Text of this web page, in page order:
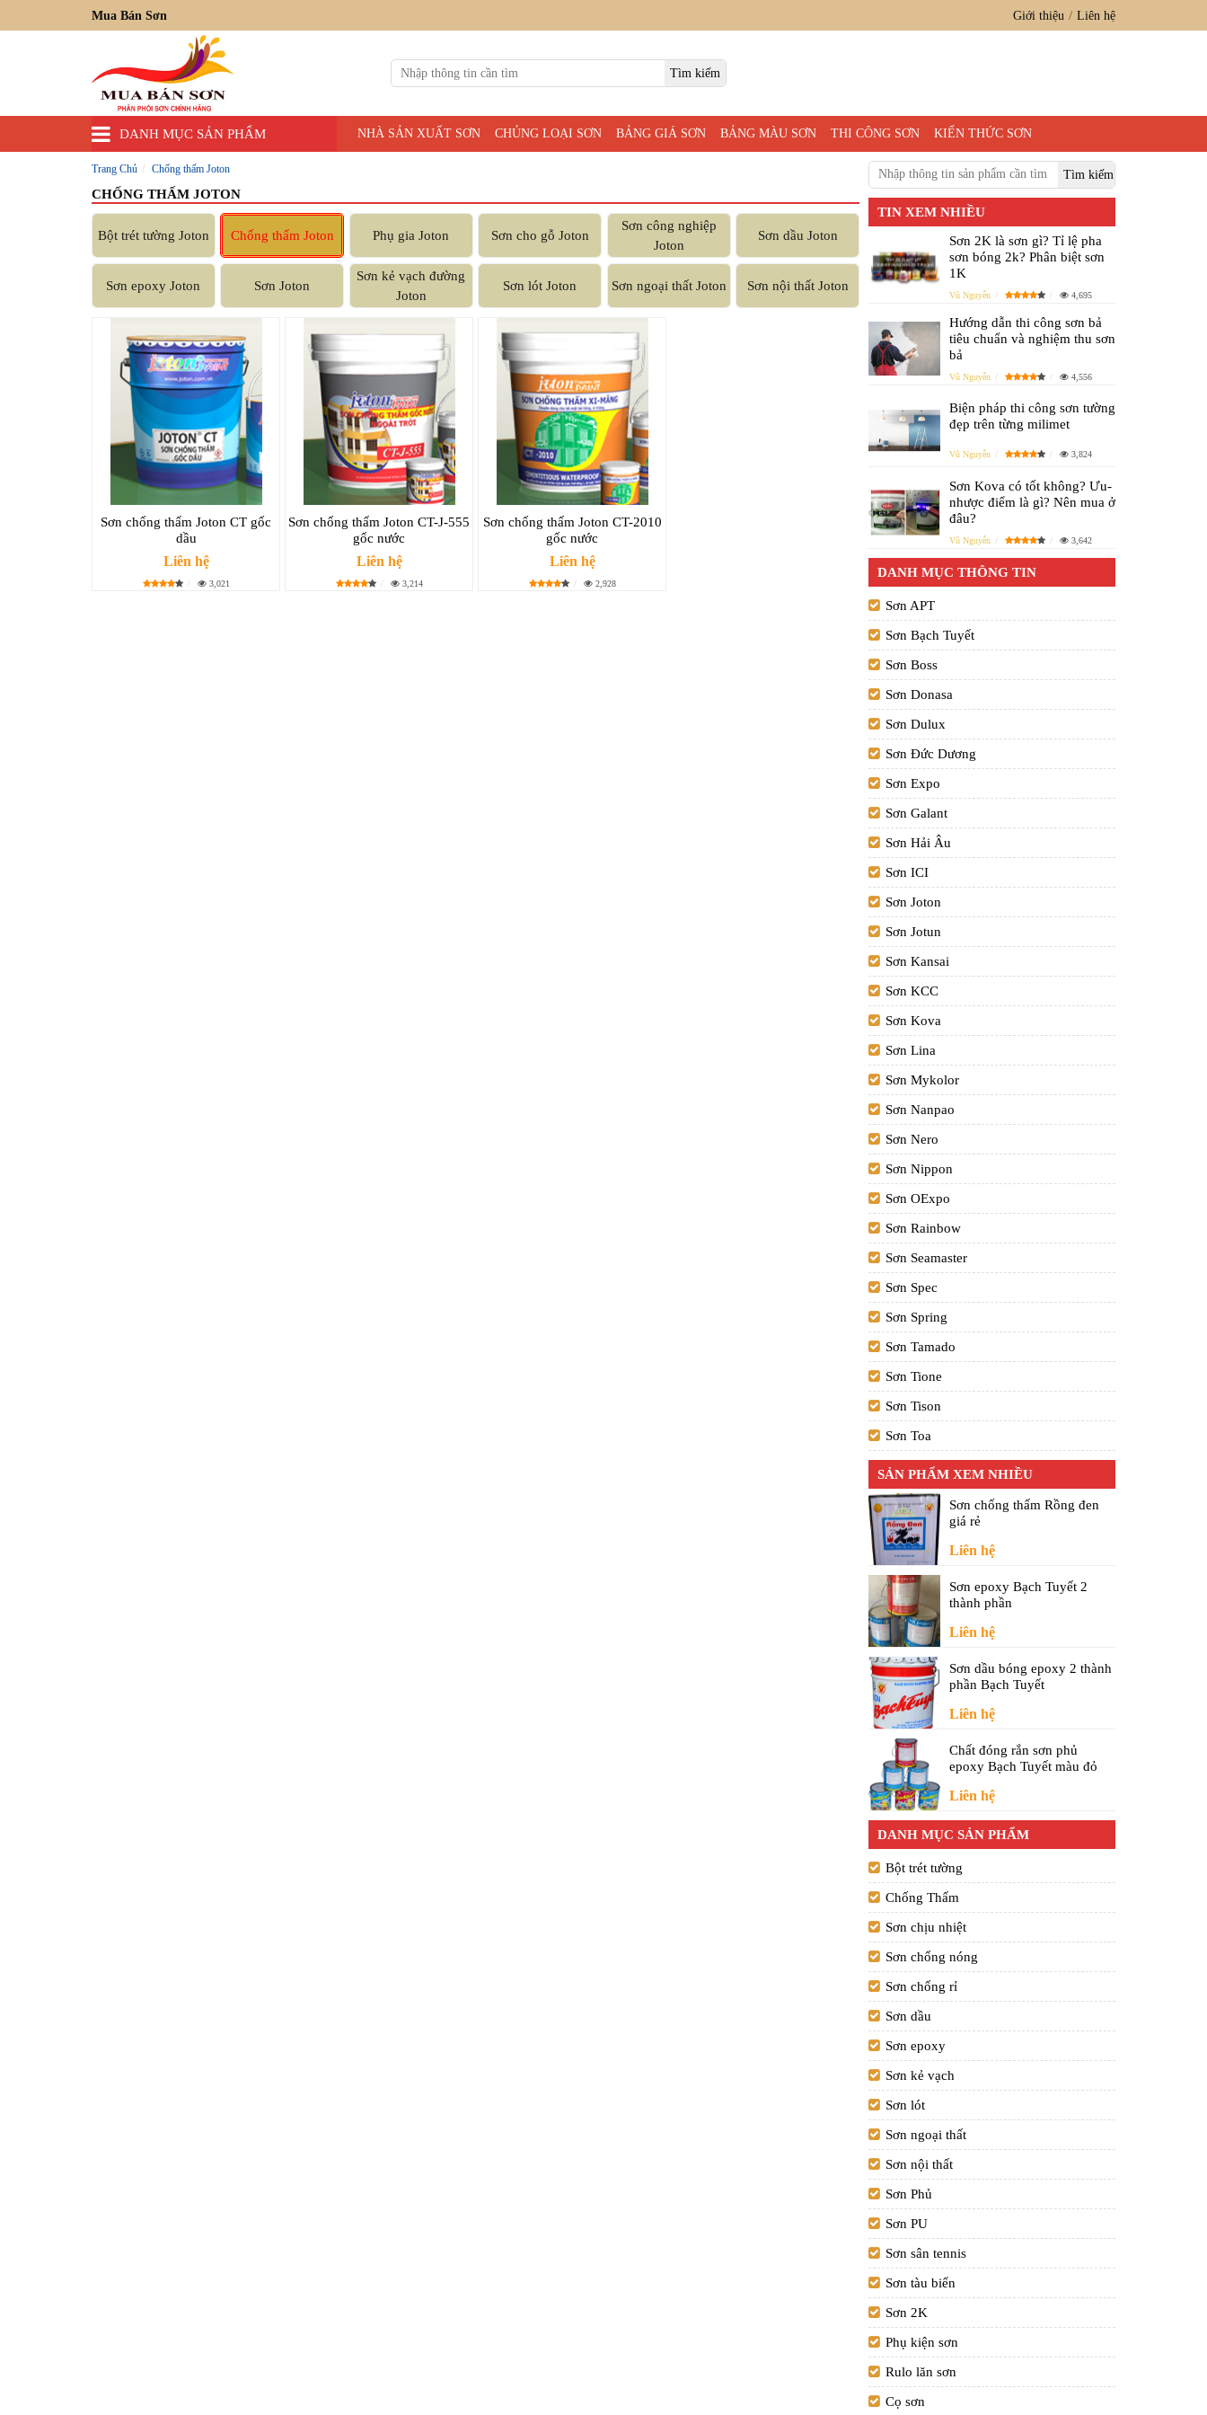
Mua Bán Sơn Giới thiệu Liên hệ
DANH MỤC SẢN PHẨM NHÀ SẢN XUẤT SƠN CHỦNG LOẠI SƠN BẢNG GIÁ SƠN BẢNG MÀU SƠN THI CÔNG SƠN KIẾN THỨC SƠN
Trang Chủ Chống thấm Joton
CHỐNG THẤM JOTON
Bột trét tường Joton Chống thấm Joton Phụ gia Joton Sơn cho gỗ Joton
Sơn công nghiệp
Joton
Sơn dầu Joton
Sơn epoxy Joton Sơn Joton
Sơn kẻ vạch đường
Joton
Sơn lót Joton Sơn ngoại thất Joton Sơn nội thất Joton
Sơn chống thấm Joton CT gốc
dầu
Liên hệ
3,021
Sơn chống thấm Joton CT-J-555
gốc nước
Liên hệ
3,214
Sơn chống thấm Joton CT-2010
gốc nước
Liên hệ
2,928
TIN XEM NHIỀU
Sơn 2K là sơn gì? Tỉ lệ pha
sơn bóng 2k? Phân biệt sơn
1K
Vũ Nguyễn 4,695
Hướng dẫn thi công sơn bả
tiêu chuẩn và nghiệm thu sơn
bả
Vũ Nguyễn 4,556
Biện pháp thi công sơn tường
đẹp trên từng milimet
Vũ Nguyễn 3,824
Sơn Kova có tốt không? Ưu-
nhược điểm là gì? Nên mua ở
đâu?
Vũ Nguyễn 3,642
DANH MỤC THÔNG TIN
Sơn APT
Sơn Bạch Tuyết
Sơn Boss
Sơn Donasa
Sơn Dulux
Sơn Đức Dương
Sơn Expo
Sơn Galant
Sơn Hải Âu
Sơn ICI
Sơn Joton
Sơn Jotun
Sơn Kansai
Sơn KCC
Sơn Kova
Sơn Lina
Sơn Mykolor
Sơn Nanpao
Sơn Nero
Sơn Nippon
Sơn OExpo
Sơn Rainbow
Sơn Seamaster
Sơn Spec
Sơn Spring
Sơn Tamado
Sơn Tione
Sơn Tison
Sơn Toa
SẢN PHẨM XEM NHIỀU
Sơn chống thấm Rồng đen
giá rẻ
Liên hệ
Sơn epoxy Bạch Tuyết 2
thành phần
Liên hệ
Sơn dầu bóng epoxy 2 thành
phần Bạch Tuyết
Liên hệ
Chất đóng rắn sơn phủ
epoxy Bạch Tuyết màu đỏ
Liên hệ
DANH MỤC SẢN PHẨM
Bột trét tường
Chống Thấm
Sơn chịu nhiệt
Sơn chống nóng
Sơn chống rỉ
Sơn dầu
Sơn epoxy
Sơn kẻ vạch
Sơn lót
Sơn ngoại thất
Sơn nội thất
Sơn Phủ
Sơn PU
Sơn sân tennis
Sơn tàu biển
Sơn 2K
Phụ kiện sơn
Rulo lăn sơn
Cọ sơn